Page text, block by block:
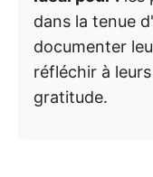
dans la tenue
documenter
réfléchir à
gratitude.